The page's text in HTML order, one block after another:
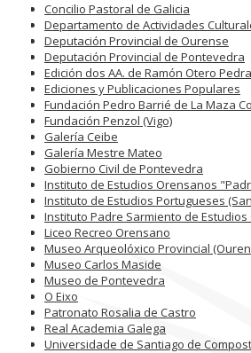
Concilio Pastoral de Galicia
Departamento de Actividades
Deputación Provincial de Ourense
Deputación Provincial de Pontevedra
Edición dos AA. de Ramón Otero
Ediciones y Publicaciones Populares
Fundación Pedro Barrié de La Maza
Fundación Penzol (Vigo)
Galería Ceibe
Galería Mestre Mateo
Gobierno Civil de Pontevedra
Instituto de Estudios Orensanos
Instituto de Estudios Portugueses
Instituto Padre Sarmiento de Estudios
Liceo Recreo Orensano
Museo Arqueolóxico Provincial
Museo Carlos Maside
Museo de Pontevedra
O Eixo
Patronato Rosalia de Castro
Real Academia Galega
Universidade de Santiago de